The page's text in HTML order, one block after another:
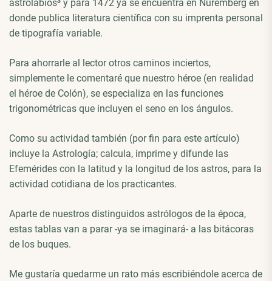
astrolabios³ y para 1472 ya se encuentra en Núremberg en
donde publica literatura científica con su imprenta personal
de tipografía variable.
Para ahorrarle al lector otros caminos inciertos,
simplemente le comentaré que nuestro héroe (en realidad
el héroe de Colón), se especializa en las funciones
trigonométricas que incluyen el seno en los ángulos.
Como su actividad también (por fin para este artículo)
incluye la Astrología; calcula, imprime y difunde las
Efemérides con la latitud y la longitud de los astros, para la
actividad cotidiana de los practicantes.
Aparte de nuestros distinguidos astrólogos de la época,
estas tablas van a parar -ya se imaginará- a las bitácoras
de los buques.
Me gustaría quedarme un rato más escribiéndole acerca de